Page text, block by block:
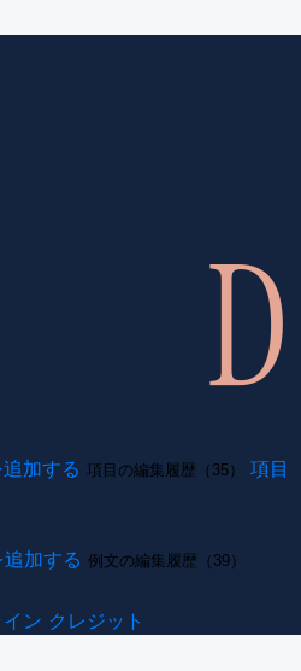
加する 項目の編集履歴（35）
項目
加する 例文の編集履歴（39）
ン クレジット